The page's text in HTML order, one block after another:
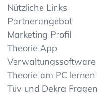
Nützliche Links
Partnerangebot
Marketing Profil
Theorie App
Verwaltungssoftware
Theorie am PC lernen
Tüv und Dekra Fragen